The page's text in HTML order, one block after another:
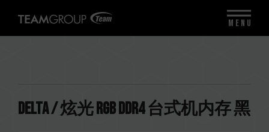
DELTA / 炫光 RGB DDR4 台式机内存 黑
MENU